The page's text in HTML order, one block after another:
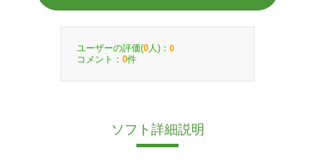
ユーザーの評価(0 人)： 0
コメント： 0件
ソフト詳細説明